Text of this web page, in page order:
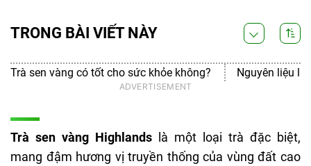
Trà sen vàng Highlands là một loại trà đặc biệt,
mang đậm hương vị truyền thống của vùng đất cao
TRONG BÀI VIẾT NÀY
Trà sen vàng có tốt cho sức khỏe không? Nguyên liệu